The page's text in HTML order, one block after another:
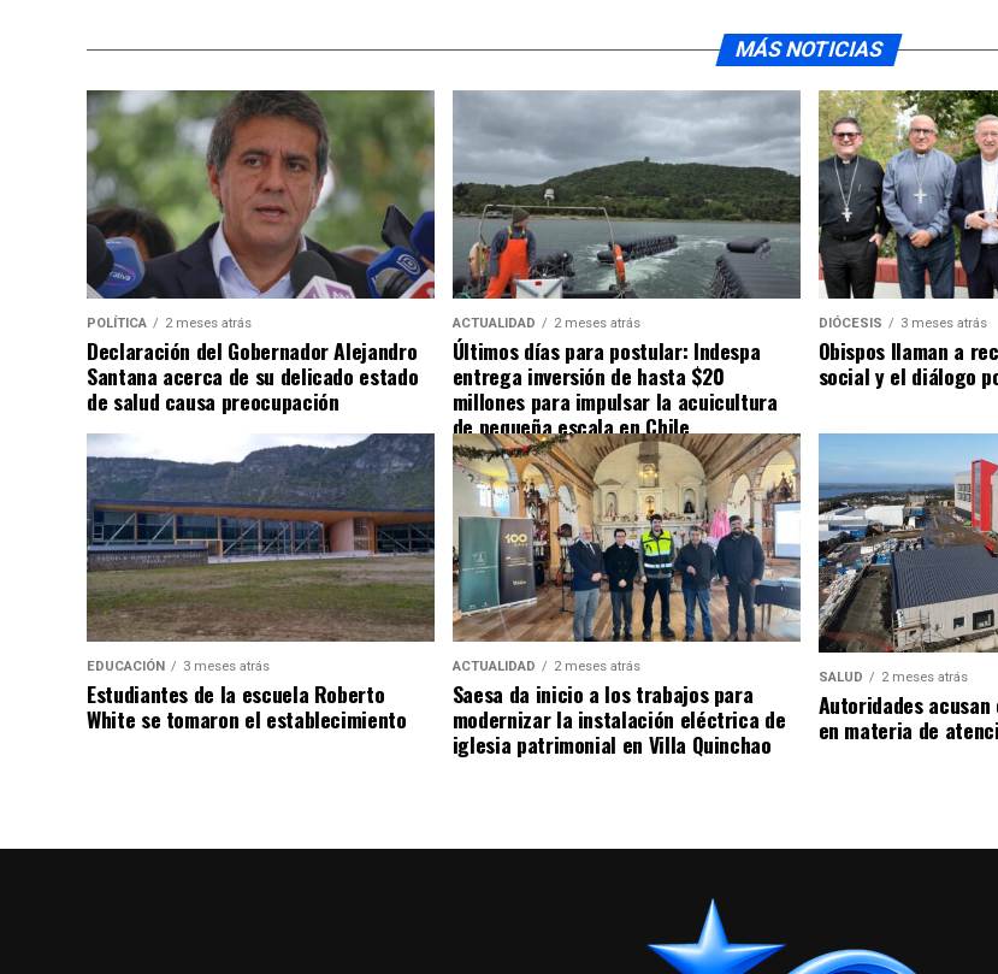
MÁS NOTICIAS
POLÍTICA 2 meses atrás
Declaración del Gobernador Alejandro
Santana acerca de su delicado estado
de salud causa preocupación
ACTUALIDAD 2 meses atrás
Últimos días para postular: Indespa
entrega inversión de hasta $20
millones para impulsar la acuicultura
de pequeña escala en Chile
DIÓCESIS 3 meses atrás
Obispos llaman a
social y el diálogo
EDUCACIÓN 3 meses atrás
Estudiantes de la escuela Roberto
White se tomaron el establecimiento
ACTUALIDAD 2 meses atrás
Saesa da inicio a los trabajos para
modernizar la instalación eléctrica de
iglesia patrimonial en Villa Quinchao
SALUD 2 meses atrás
Autoridades
en materia de